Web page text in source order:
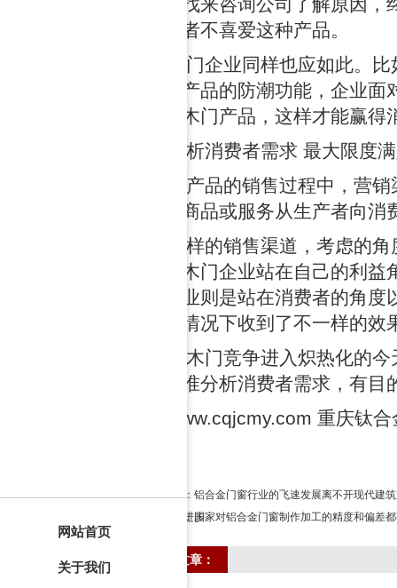
网站首页
关于我们
消费者不喜爱这种产品。
木门企业同样也应如此。
看重产品的防潮功能，企业
能的木门产品，这样才能赢得
分析消费者需求 最大限度
在产品的销售过程中，营
就是商品或服务从生产者向
同样的销售渠道，考虑的
有些木门企业站在自己的利
的企业则是站在消费者的角
入的情况下收到了不一样的效
在木门竞争进入炽热化的
须精准分析消费者需求，有目
www.cqjcmy.com 重庆钛
上一篇： 铝合金门窗行业的飞速发展离不开现代建
发展与进步
下一篇：国家对铝合金门窗制作加工的精度和偏差
相关文章：